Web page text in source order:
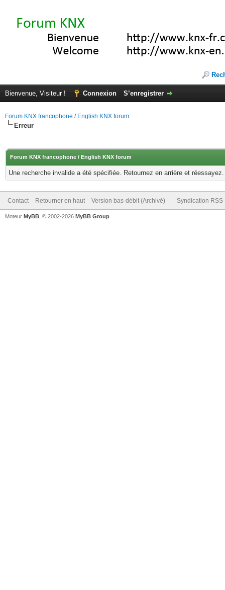
Bienvenue, Visiteur ! Connexion S’enregistrer
Forum KNX francophone / English KNX forum
Erreur
Forum KNX francophone / English KNX forum
Une recherche invalide a été spécifiée. Retournez en arrière et réessayez.
Contact Retourner en haut Version bas-débit (Archivé) Syndication RSS
Moteur MyBB , © 2002-2026 MyBB Group